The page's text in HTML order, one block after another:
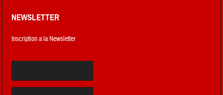
NEWSLETTER
Inscription a la Newsletter